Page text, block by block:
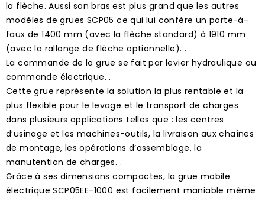
la flèche. Aussi son bras est plus grand que les autres
modèles de grues SCP05 ce qui lui confère un porte-à-
faux de 1400 mm (avec la flèche standard) à 1910 mm
(avec la rallonge de flèche optionnelle). .
La commande de la grue se fait par levier hydraulique ou
commande électrique. .
Cette grue représente la solution la plus rentable et la
plus flexible pour le levage et le transport de charges
dans plusieurs applications telles que : les centres
d’usinage et les machines-outils, la livraison aux chaînes
de montage, les opérations d’assemblage, la
manutention de charges. .
Grâce à ses dimensions compactes, la grue mobile
électrique SCP05EE-1000 est facilement maniable même